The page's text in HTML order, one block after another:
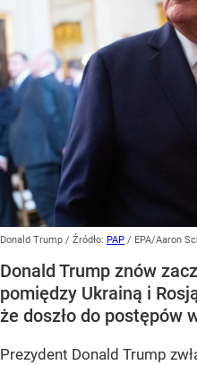
Donald Trump / Źródło: PAP / EPA/Aaron
Donald Trump znów
pomiędzy Ukrainą i
że doszło do postępów
Prezydent Donald Trump